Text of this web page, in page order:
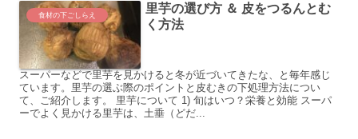
食材の下ごしらえ
里芋の選び方 ＆ 皮をつるんとむ
く方法
スーパーなどで里芋を見かけると冬が近づいてきたな、と毎年感じ
ています。里芋の選ぶ際のポイントと皮むきの下処理方法につい
て、ご紹介します。 里芋について 1) 旬はいつ？栄養と効能 スーパ
ーでよく見かける里芋は、土垂（どだ...